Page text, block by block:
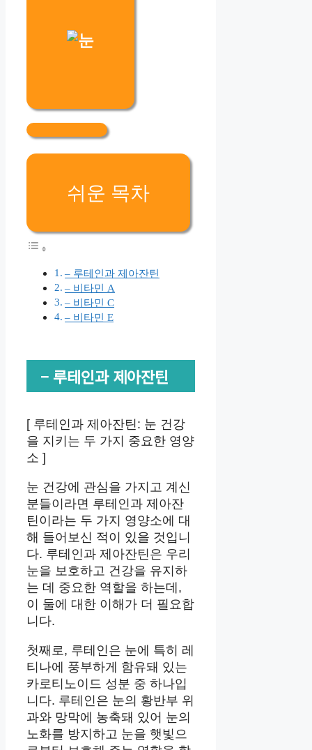
쉬운 목차
– 루테인과 제아잔틴
– 비타민 A
– 비타민 C
– 비타민 E
– 루테인과 제아잔틴
[ 루테인과 제아잔틴: 눈 건강
을 지키는 두 가지 중요한 영양
소 ]
눈 건강에 관심을 가지고 계신
분들이라면 루테인과 제아잔
틴이라는 두 가지 영양소에 대
해 들어보신 적이 있을 것입니
다. 루테인과 제아잔틴은 우리
눈을 보호하고 건강을 유지하
는 데 중요한 역할을 하는데,
이 둘에 대한 이해가 더 필요합
니다.
첫째로, 루테인은 눈에 특히 레
티나에 풍부하게 함유돼 있는
카로티노이드 성분 중 하나입
니다. 루테인은 눈의 황반부 위
과와 망막에 농축돼 있어 눈의
노화를 방지하고 눈을 햇빛으